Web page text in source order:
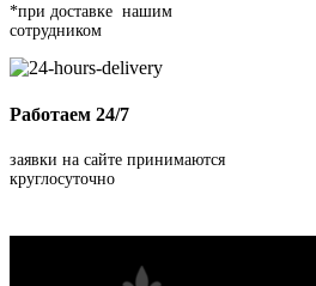
*при доставке нашим
сотрудником
Работаем 24/7
заявки на сайте принимаются
круглосуточно